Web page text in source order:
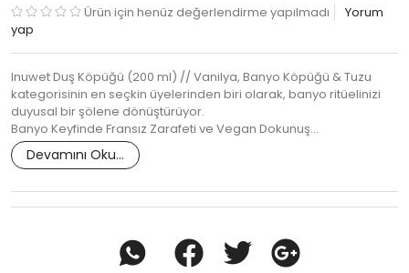
Ürün için henüz değerlendirme yapılmadı
Yorum
yap
Inuwet Duş Köpüğü (200 ml) // Vanilya, Banyo Köpüğü & Tuzu
kategorisinin en seçkin üyelerinden biri olarak, banyo ritüelinizi
duyusal bir şölene dönüştürüyor.
Banyo Keyfinde Fransız Zarafeti ve Vegan Dokunuş…
Devamını Oku...